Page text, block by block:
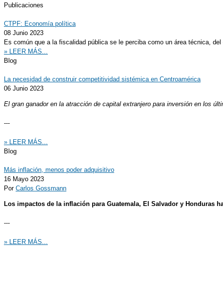
Publicaciones
CTPF: Economía política
08 Junio 2023
Es común que a la fiscalidad pública se le perciba como un área técnica,
» LEER MÁS...
Blog
La necesidad de construir competitividad sistémica en Centroamérica
06 Junio 2023
El gran ganador en la atracción de capital extranjero para inversión en los
---
» LEER MÁS...
Blog
Más inflación, menos poder adquisitivo
16 Mayo 2023
Por Carlos Gossmann
Los impactos de la inflación para Guatemala, El Salvador y Honduras
---
» LEER MÁS...